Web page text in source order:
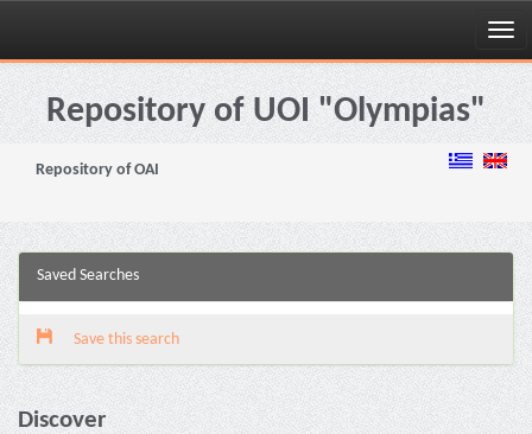
Skip
navigationRepository of UOI "Olympias"
Repository of OAI
Saved Searches
Save this search
Discover